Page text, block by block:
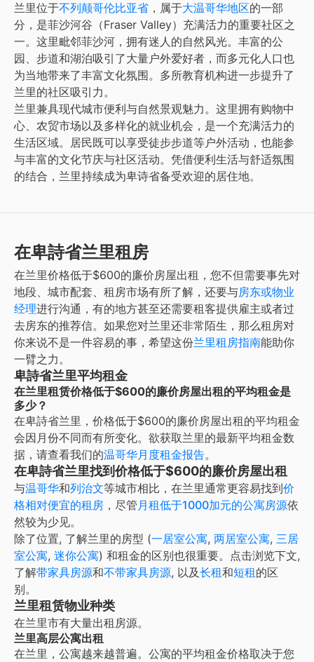
兰里位于不列颠哥伦比亚省 ，属于大温哥华地区的一部
分，是菲沙河谷（Fraser Valley）充满活力的重要社区之
一。这里毗邻菲沙河，拥有迷人的自然风光。丰富的公
园、步道和湖泊吸引了大量户外爱好者，而多元化人口也
为当地带来了丰富文化氛围。多所教育机构进一步提升了
兰里的社区吸引力。
兰里兼具现代城市便利与自然景观魅力。这里拥有购物中
心、农贸市场以及多样化的就业机会，是一个充满活力的
生活区域。居民既可以享受徒步步道等户外活动，也能参
与丰富的文化节庆与社区活动。凭借便利生活与舒适氛围
的结合，兰里持续成为卑诗省备受欢迎的居住地。
在卑詩省兰里租房
在兰里价格低于$600的廉价房屋出租 ，您不但需要事先对
地段、城市配套、租房市场有所了解，还要与房东或物业
经理进行沟通，有的地方甚至还需要租客提供雇主或者过
去房东的推荐信。如果您对兰里还非常陌生，那么租房对
你来说不是一件容易的事，希望这份兰里租房指南能助你
一臂之力。
卑詩省兰里平均租金
在兰里租赁价格低于$600的廉价房屋出租的平均租金是
多少？
在卑詩省兰里 ， 价格低于$600的廉价房屋出租的平均租金
会因月份不同而有所变化。欲获取兰里的最新平均租金数
据，请查看我们的温哥华月度租金报告。
在卑詩省兰里找到价格低于$600的廉价房屋出租
与温哥华和列治文等城市相比，在兰里通常更容易找到价
格相对便宜的租房 ，尽管月租低于1000加元的公寓房源依
然较为少见。
除了位置, 了解兰里的房型 (一居室公寓, 两居室公寓, 三居
室公寓, 迷你公寓) 和租金的区别也很重要。点击浏览下文,
了解带家具房源和不带家具房源, 以及长租和短租的区
别。
兰里租赁物业种类
在兰里市有大量出租房源。
兰里高层公寓出租
在兰里 ，公寓越来越普遍。公寓的平均租金价格取决于您